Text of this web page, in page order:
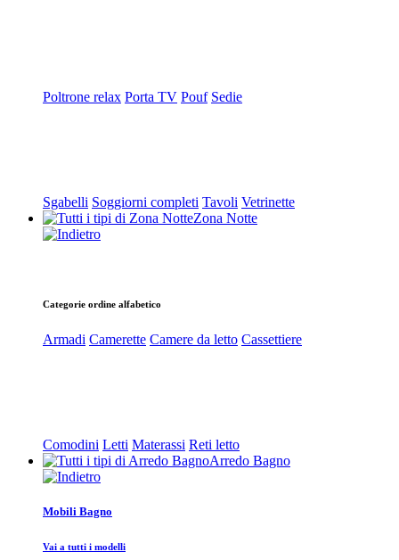
Poltrone relax Porta TV Pouf Sedie
Sgabelli Soggiorni completi Tavoli Vetrinette
Zona Notte
Categorie ordine alfabetico
Armadi Camerette Camere da letto Cassettiere
Comodini Letti Materassi Reti letto
Arredo Bagno
Mobili Bagno
Vai a tutti i modelli